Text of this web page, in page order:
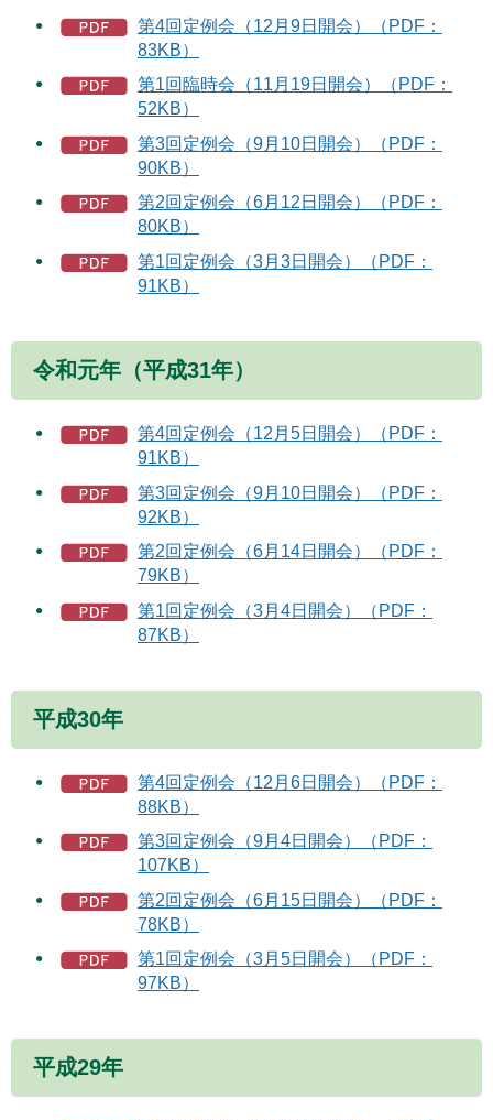
第4回定例会（12月9日開会）（PDF：
83KB）
第1回臨時会（11月19日開会）（PDF：
52KB）
第3回定例会（9月10日開会）（PDF：
90KB）
第2回定例会（6月12日開会）（PDF：
80KB）
第1回定例会（3月3日開会）（PDF：
91KB）
令和元年（平成31年）
第4回定例会（12月5日開会）（PDF：
91KB）
第3回定例会（9月10日開会）（PDF：
92KB）
第2回定例会（6月14日開会）（PDF：
79KB）
第1回定例会（3月4日開会）（PDF：
87KB）
平成30年
第4回定例会（12月6日開会）（PDF：
88KB）
第3回定例会（9月4日開会）（PDF：
107KB）
第2回定例会（6月15日開会）（PDF：
78KB）
第1回定例会（3月5日開会）（PDF：
97KB）
平成29年